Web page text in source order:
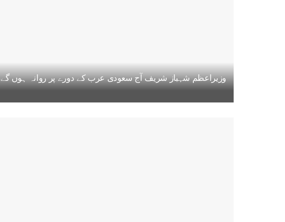
وزیراعظم شہباز شریف آج سعودی عرب کے دورے پر روانہ ہوں